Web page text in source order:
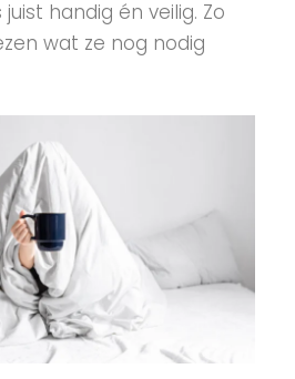
handig én veilig. Zo
wat ze nog nodig